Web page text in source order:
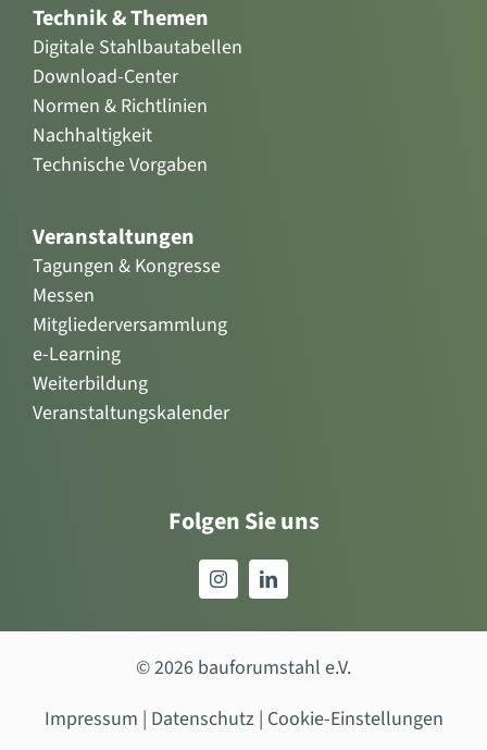
Technik & Themen
Digitale Stahlbautabellen
Download-Center
Normen & Richtlinien
Nachhaltigkeit
Technische Vorgaben
Veranstaltungen
Tagungen & Kongresse
Messen
Mitgliederversammlung
e-Learning
Weiterbildung
Veranstaltungskalender
Folgen Sie uns
© 2026 bauforumstahl e.V.
Impressum | Datenschutz| Cookie-Einstellungen